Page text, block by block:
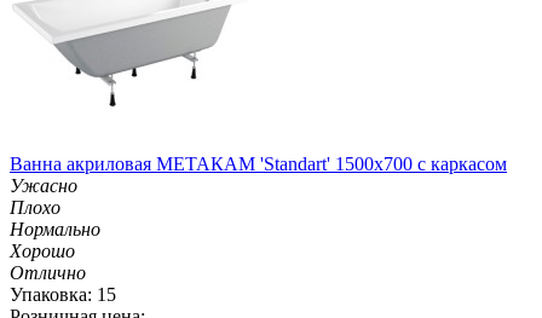
Ванна акриловая МЕТАКАМ 'Standart' 1500х700 с каркасом
Ужасно
Плохо
Нормально
Хорошо
Отлично
Упаковка: 15